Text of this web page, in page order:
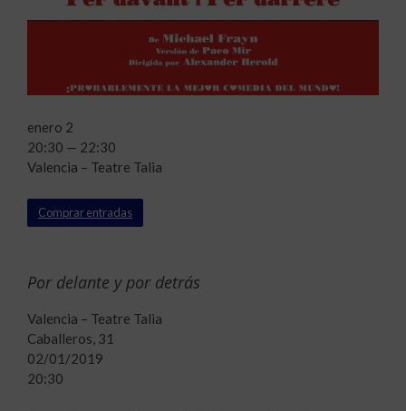
Por delante y por detrás
Valencia – Teatre Talia
Caballeros, 31
02/01/2019
20:30
enero 2
20:30 — 22:30
Valencia – Teatre Talia
Comprar entradas